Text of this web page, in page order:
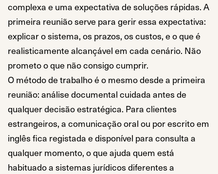
complexa e uma expectativa de soluções rápidas. A
primeira reunião serve para gerir essa expectativa:
explicar o sistema, os prazos, os custos, e o que é
realisticamente alcançável em cada cenário. Não
prometo o que não consigo cumprir.
O método de trabalho é o mesmo desde a primeira
reunião: análise documental cuidada antes de
qualquer decisão estratégica. Para clientes
estrangeiros, a comunicação oral ou por escrito em
inglês fica registada e disponível para consulta a
qualquer momento, o que ajuda quem está
habituado a sistemas jurídicos diferentes a